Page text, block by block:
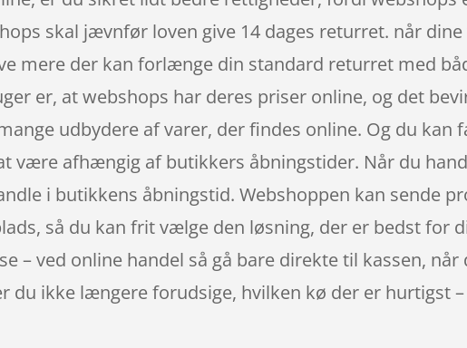
skal jævnfør loven give 14 dages returret. når
mere der kan forlænge din standard returret med
er, at webshops har deres priser online, og det
udbydere af varer, der findes online. Og du kan
være afhængig af butikkers åbningstider. Når du
i butikkens åbningstid. Webshoppen kan sende
så du kan frit vælge den løsning, der er bedst for
– ved online handel så gå bare direkte til kassen,
du ikke længere forudsige, hvilken kø der er hurtigst